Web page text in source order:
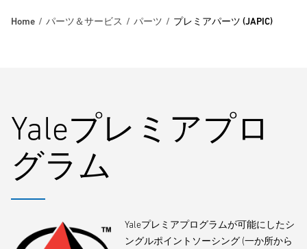
Home パーツ＆サービス パーツ プレミアパーツ (JAPIC)
Yaleプレミアプロ
グラム
Yaleプレミアプログラムが可能にしたシ
ングルポイントソーシング (一か所から